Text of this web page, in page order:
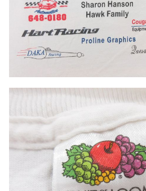
すべての年代を見る
古着コラム
メディア・イベント情報
Youtube 古着屋Rush Out チャンネル
スタッフコーディネート